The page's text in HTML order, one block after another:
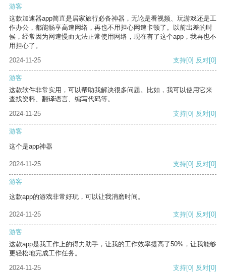
游客
这款加速器app简直是居家旅行必备神器，无论是看视频、玩游戏还是工
作办公，都能畅享高速网络，再也不用担心网速卡顿了。以前出差的时
候，经常因为网速慢而无法正常使用网络，现在有了这个app，我再也不
用担心了。
2024-11-25
支持[0] 反对[0]
游客
这款软件非常实用，可以帮助我解决很多问题。比如，我可以使用它来
查找资料、翻译语言、编写代码等。
2024-11-25
支持[0] 反对[0]
游客
这个是app神器
2024-11-25 支持[0] 反对[0]
游客
这款app的游戏非常好玩，可以让我消磨时间。
2024-11-25 支持[0] 反对[0]
游客
这款app是我工作上的得力助手，让我的工作效率提高了50%，让我能够
更轻松地完成工作任务。
2024-11-25
支持[0] 反对[0]